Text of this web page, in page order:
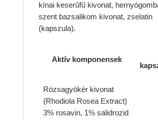
kínai keserűfű kivonat,
szent bazsalikom kivonat, zselatin
(kapszula).
Aktív komponensek
Rózsagyökér kivonat
(Rhodiola Rosea Extract)
3% rosavin, 1% salidrozid